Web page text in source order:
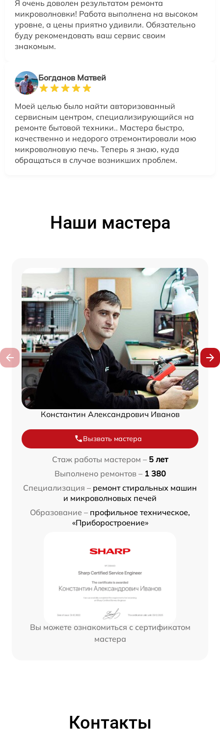
Я очень доволен результатом ремонта
микроволновки! Работа выполнена на высоком
уровне, а цены приятно удивили. Обязательно
буду рекомендовать ваш сервис своим
знакомым.
Богданов Матвей
Моей целью было найти авторизованный
сервисным центром, специализирующийся на
ремонте бытовой техники.. Мастера быстро,
качественно и недорого отремонтировали мою
микроволновую печь. Теперь я знаю, куда
обращаться в случае возникших проблем.
Наши мастера
Константин Александрович Иванов
Вызвать мастера
Стаж работы мастером – 5 лет
Выполнено ремонтов – 1 380
Специализация – ремонт стиральных машин
и микроволновых печей
Образование – профильное техническое,
«Приборостроение»
Вы можете ознакомиться с сертификатом
мастера
Контакты